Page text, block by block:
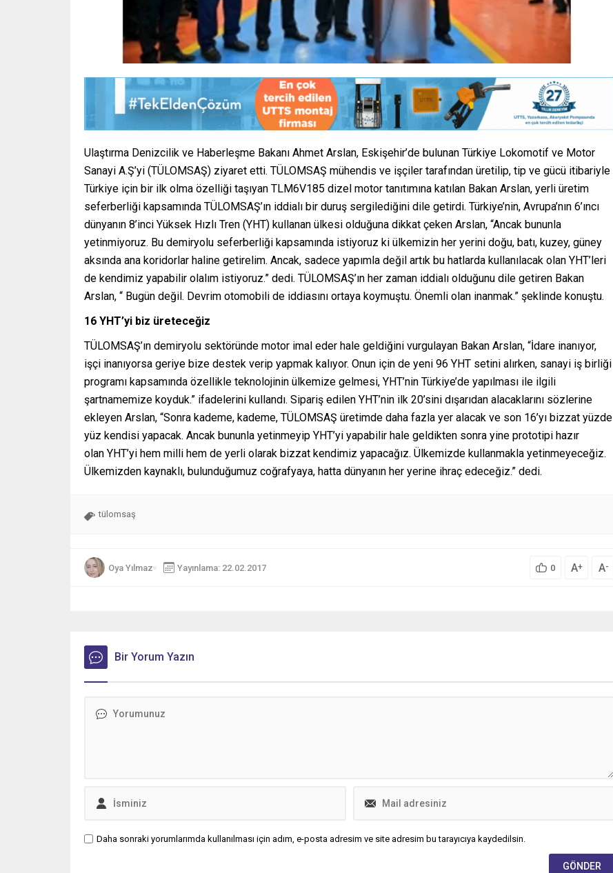
Ulaştırma Denizcilik ve Haberleşme Bakanı Ahmet Arslan, Eskişehir’de bulunan Türkiye Lokomotif ve Motor
Sanayi A.Ş’yi (TÜLOMSAŞ) ziyaret etti. TÜLOMSAŞ mühendis ve işçiler tarafından üretilip, tip ve gücü itibariyle
Türkiye için bir ilk olma özelliği taşıyan TLM6V185 dizel motor tanıtımına katılan Bakan Arslan, yerli üretim
seferberliği kapsamında TÜLOMSAŞ’ın iddialı bir duruş sergilediğini dile getirdi. Türkiye’nin, Avrupa’nın 6’ıncı
dünyanın 8’inci Yüksek Hızlı Tren (YHT) kullanan ülkesi olduğuna dikkat çeken Arslan, “Ancak bununla
yetinmiyoruz. Bu demiryolu seferberliği kapsamında istiyoruz ki ülkemizin her yerini doğu, batı, kuzey, güney
aksında ana koridorlar haline getirelim. Ancak, sadece yapımla değil artık bu hatlarda kullanılacak olan YHT’leri
de kendimiz yapabilir olalım istiyoruz.” dedi. TÜLOMSAŞ’ın her zaman iddialı olduğunu dile getiren Bakan
Arslan, “ Bugün değil. Devrim otomobili de iddiasını ortaya koymuştu. Önemli olan inanmak.” şeklinde konuştu.
16 YHT’yi biz üreteceğiz
TÜLOMSAŞ’ın demiryolu sektöründe motor imal eder hale geldiğini vurgulayan Bakan Arslan, “İdare inanıyor,
işçi inanıyorsa geriye bize destek verip yapmak kalıyor. Onun için de yeni 96 YHT setini alırken, sanayi iş birliği
programı kapsamında özellikle teknolojinin ülkemize gelmesi, YHT’nin Türkiye’de yapılması ile ilgili
şartnamemize koyduk.” ifadelerini kullandı. Sipariş edilen YHT’nin ilk 20’sini dışarıdan alacaklarını sözlerine
ekleyen Arslan, “Sonra kademe, kademe, TÜLOMSAŞ üretimde daha fazla yer alacak ve son 16’yı bizzat yüzde
yüz kendisi yapacak. Ancak bununla yetinmeyip YHT’yi yapabilir hale geldikten sonra yine prototipi hazır
olan YHT’yi hem milli hem de yerli olarak bizzat kendimiz yapacağız. Ülkemizde kullanmakla yetinmeyeceğiz.
Ülkemizden kaynaklı, bulunduğumuz coğrafyaya, hatta dünyanın her yerine ihraç edeceğiz.” dedi.
tülomsaş
Oya Yılmaz Yayınlama: 22.02.2017 0 A+ A-
Bir Yorum Yazın
Daha sonraki yorumlarımda kullanılması için adım, e-posta adresim ve site adresim bu tarayıcıya kaydedilsin.